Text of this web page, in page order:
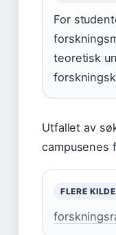
For
teoretisk
Utfallet av
campusenes
FLERE